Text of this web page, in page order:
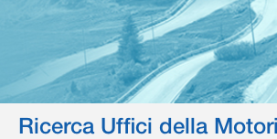
Ricerca Uffici della